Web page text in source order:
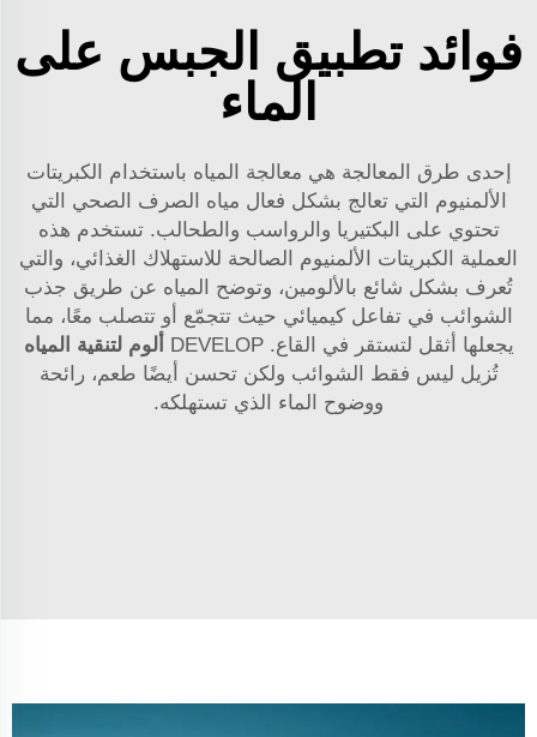
فوائد تطبيق الجبس على
الماء
إحدى طرق المعالجة هي معالجة المياه باستخدام الكبريتات
الألمنيوم التي تعالج بشكل فعال مياه الصرف الصحي التي
تحتوي على البكتيريا والرواسب والطحالب. تستخدم هذه
العملية الكبريتات الألمنيوم الصالحة للاستهلاك الغذائي، والتي
تُعرف بشكل شائع بالألومين، وتوضح المياه عن طريق جذب
الشوائب في تفاعل كيميائي حيث تتجمّع أو تتصلب معًا، مما
يجعلها أثقل لتستقر في القاع. DEVELOP
ألوم لتنقية المياه
تُزيل ليس فقط الشوائب ولكن تحسن أيضًا طعم، رائحة
ووضوح الماء الذي تستهلكه.